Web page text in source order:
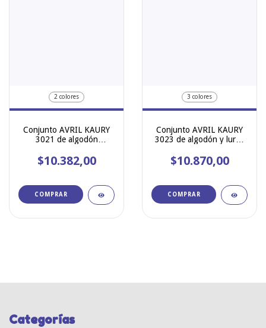
2 colores
Conjunto AVRIL KAURY
3021 de algodón
corazones , corpiño taza
soft con push up y
$10.382,00
COMPRAR
3 colores
Conjunto AVRIL KAURY
3023 de algodón y lurex
colaless
$10.870,00
COMPRAR
Categorías